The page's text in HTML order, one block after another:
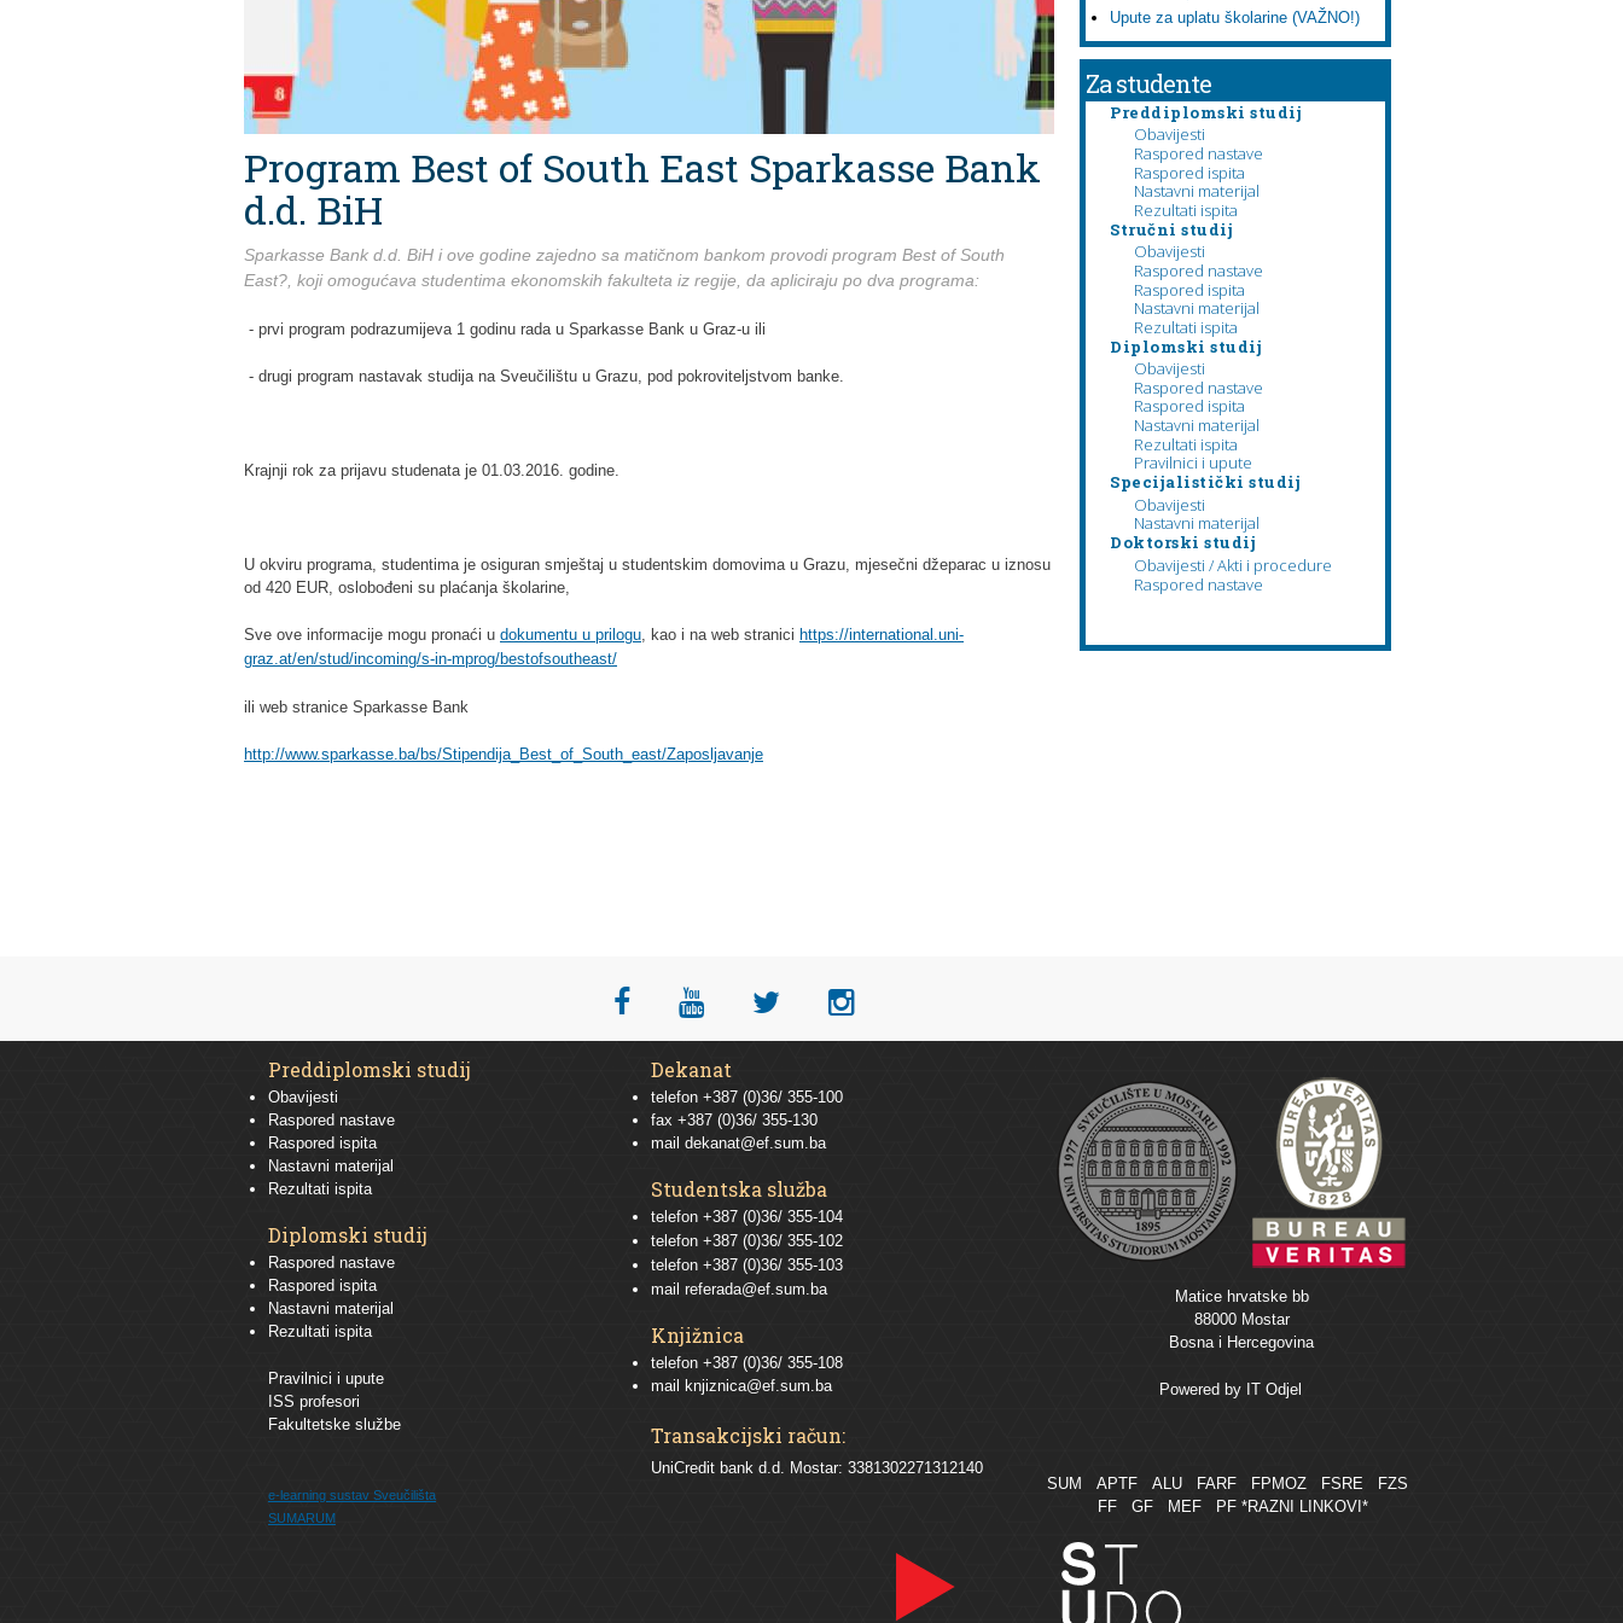
Program Best of South East Sparkasse Bank
d.d. BiH
Sparkasse Bank d.d. BiH i ove godine zajedno sa matičnom bankom provodi program Best of South
East?, koji omogućava studentima ekonomskih fakulteta iz regije, da apliciraju po dva programa:
- prvi program podrazumijeva 1 godinu rada u Sparkasse Bank u Graz-u ili
- drugi program nastavak studija na Sveučilištu u Grazu, pod pokroviteljstvom banke.
Krajnji rok za prijavu studenata je 01.03.2016. godine.
U okviru programa, studentima je osiguran smještaj u studentskim domovima u Grazu, mjesečni džeparac u iznosu
od 420 EUR, oslobođeni su plaćanja školarine,
Sve ove informacije mogu pronaći u dokumentu u prilogu, kao i na web stranici https://international.uni-
graz.at/en/stud/incoming/s-in-mprog/bestofsoutheast/
ili web stranice Sparkasse Bank
http://www.sparkasse.ba/bs/Stipendija_Best_of_South_east/Zaposljavanje
Upute za uplatu školarine (VAŽNO!)
Za studente
Preddiplomski studij
Obavijesti
Raspored nastave
Raspored ispita
Nastavni materijal
Rezultati ispita
Stručni studij
Obavijesti
Raspored nastave
Raspored ispita
Nastavni materijal
Rezultati ispita
Diplomski studij
Obavijesti
Raspored nastave
Raspored ispita
Nastavni materijal
Rezultati ispita
Pravilnici i upute
Specijalistički studij
Obavijesti
Nastavni materijal
Doktorski studij
Obavijesti / Akti i procedure
Raspored nastave
Preddiplomski studij
Obavijesti
Raspored nastave
Raspored ispita
Nastavni materijal
Rezultati ispita
Diplomski studij
Raspored nastave
Raspored ispita
Nastavni materijal
Rezultati ispita
Pravilnici i upute
ISS profesori
Fakultetske službe
e-learning sustav Sveučilišta
SUMARUM
Dekanat
telefon +387 (0)36/ 355-100
fax +387 (0)36/ 355-130
mail dekanat@ef.sum.ba
Studentska služba
telefon +387 (0)36/ 355-104
telefon +387 (0)36/ 355-102
telefon +387 (0)36/ 355-103
mail referada@ef.sum.ba
Knjižnica
telefon +387 (0)36/ 355-108
mail
knjiznica@ef.sum.ba
Transakcijski račun:
UniCredit bank d.d. Mostar: 3381302271312140
Matice hrvatske bb
88000 Mostar
Bosna i Hercegovina
Powered by IT Odjel
SUM APTF ALU FARF FPMOZ FSRE
FZS
FF
GF MEF PF *RAZNI LINKOVI*